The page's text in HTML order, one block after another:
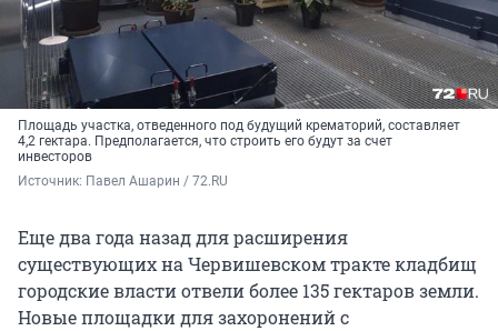
Площадь участка, отведенного под будущий крематорий, составляет
4,2 гектара. Предполагается, что строить его будут за счет
инвесторов
Источник: Павел Ашарин / 72.RU
Еще два года назад для расширения
существующих на Червишевском тракте кладбищ
городские власти отвели более 135 гектаров земли.
Новые площадки для захоронений с